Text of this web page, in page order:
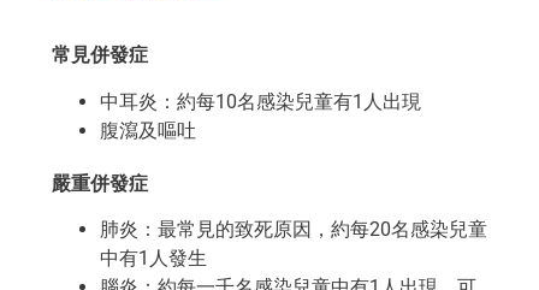
常見併發症
中耳炎：約每10名感染兒童有1人出現
腹瀉及嘔吐
嚴重併發症
肺炎：最常見的致死原因，約每20名感染兒童
中有1人發生